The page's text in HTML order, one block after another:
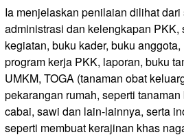
Ia menjelaskan penilaian dilihat
administrasi dan kelengkapan PKK,
kegiatan, buku kader, buku
program kerja PKK, laporan, buku
UMKM, TOGA (tanaman obat
pekarangan rumah, seperti
cabai, sawi dan lain-lainnya, serta
seperti membuat kerajinan khas